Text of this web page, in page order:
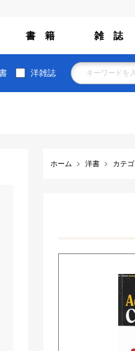
書 籍 雑 誌
洋雑誌
ホーム 洋書 カテ